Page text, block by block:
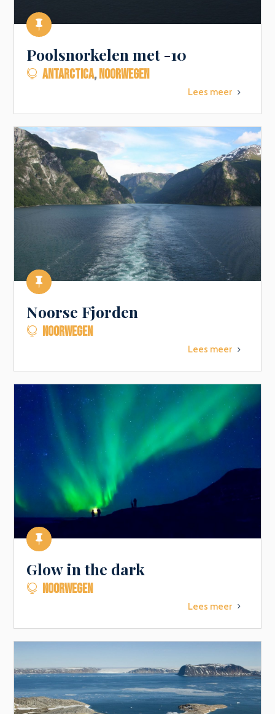

Poolsnorkelen met -10
 ANTARCTICA,NOORWEGEN
Lees meer 5

Noorse Fjorden
 NOORWEGEN
Lees meer 5

Glow in the dark
 NOORWEGEN
Lees meer 5